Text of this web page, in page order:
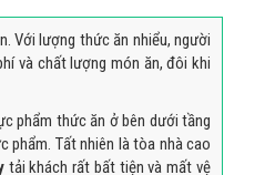
Với lượng thức ăn nhiểu, người
và chất lượng món ăn, đôi khi
phẩm thức ăn ở bên dưới tầng
phẩm. Tất nhiên là tòa nhà cao
tải khách rất bất tiện và mất vệ